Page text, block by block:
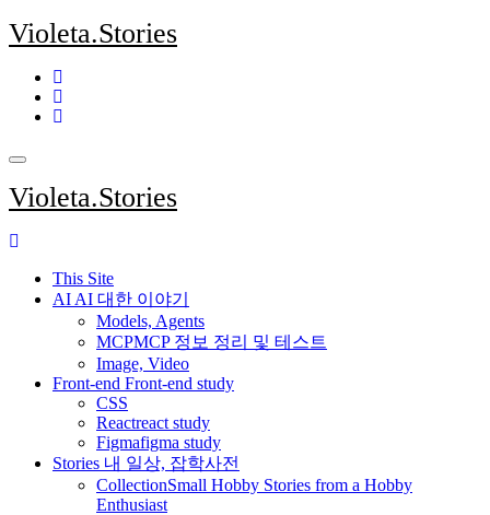
Skip
to
Violeta.Stories
Violeta.Stories
This Site
AI AI 대한 이야기
Models, Agents
MCPMCP 정보 정리 및 테스트
Image, Video
Front-end Front-end study
CSS
Reactreact study
Figmafigma study
Stories 내 일상, 잡학사전
CollectionSmall Hobby Stories from a Hobby
Enthusiast